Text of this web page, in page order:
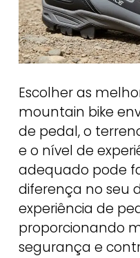
Escolher as
mountain bike
de pedal, o
e o nível de
adequado pode
diferença no seu
experiência de
proporcionando
segurança e